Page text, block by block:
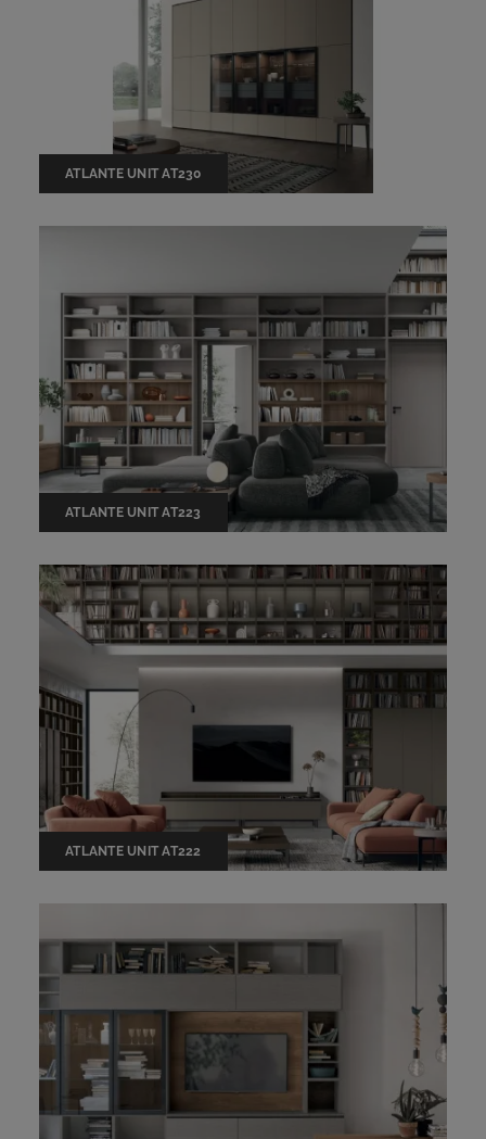
ATLANTE UNIT AT230
ATLANTE UNIT AT223
ATLANTE UNIT AT222